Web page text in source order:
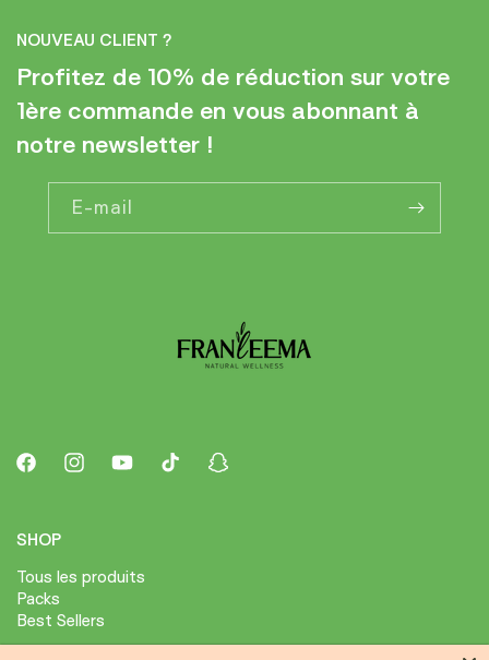
NOUVEAU CLIENT ?
Profitez de 10% de réduction sur votre
1ère commande en vous abonnant à
notre newsletter !
E-mail
FacebookInstagramYouTubeTikTok Snapchat
SHOP
Tous les produits
Packs
Best Sellers